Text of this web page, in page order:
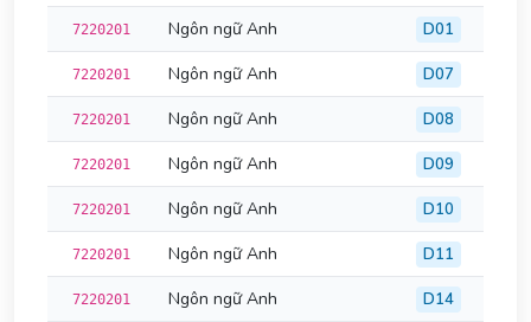
7220201 Ngôn ngữ Anh D01
7220201 Ngôn ngữ Anh D07
7220201 Ngôn ngữ Anh D08
7220201 Ngôn ngữ Anh D09
7220201 Ngôn ngữ Anh D10
7220201 Ngôn ngữ Anh D11
7220201 Ngôn ngữ Anh D14